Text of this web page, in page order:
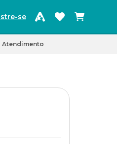
se
Atendimento